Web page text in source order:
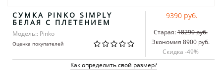
СУМКА PINKO SIMPLY
БЕЛАЯ С ПЛЕТЕНИЕМ
Модель:: Pinko
Оценка покупателей
9390 руб.
Старая:18290 руб.
Экономия 8900 руб.
Скидка -49%
Как определить свой размер?